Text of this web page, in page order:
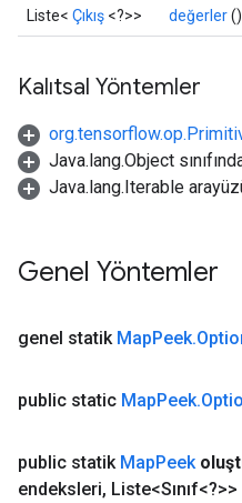
Liste< Çıkış <?>> değerler()
Kalıtsal Yöntemler
Java.lang.Object
Java.lang.Iterable
Genel Yöntemler
genel statik MapPeek.
public static MapPeek.
public statik MapPeek
endeksleri,